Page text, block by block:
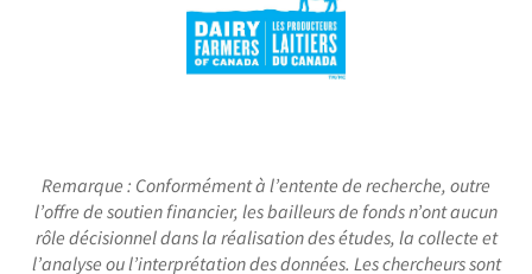
Remarque : Conformément à l’entente de recherche, outre
l’offre de soutien financier, les bailleurs de fonds n’ont aucun
rôle décisionnel dans la réalisation des études, la collecte et
l’analyse ou l’interprétation des données. Les chercheurs sont